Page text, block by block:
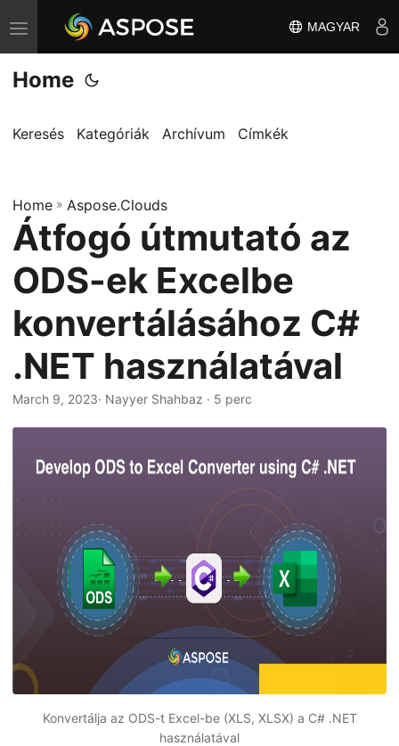
T
o
g
l
a
v
i
g
t
o
n
MAGYAR
Home
Keresés Kategóriák Archívum Címkék
Home » Aspose.Clouds
Átfogó útmutató az
ODS-ek Excelbe
konvertálásához C#
.NET használatával
March 9, 2023· Nayyer Shahbaz · 5 perc
Konvertálja az ODS-t Excel-be (XLS, XLSX) a C# .NET
használatával